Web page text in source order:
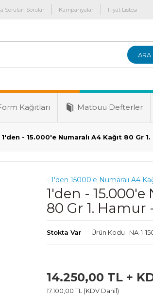
Sorulan Sorular Kampanyalar Fiyat Listesi
ARA
Kağıtları Matbuu Defterler
1'den - 15.000'e Numaralı A4 Kağıt 80 Gr
- 1'den 15000'e Numaralı A4
1'den - 15.000'e
80 Gr 1. Hamur
Stokta Var Ürün Kodu : NA-1-
14.250,00 TL +
17.100,00 TL (KDV Dahil)